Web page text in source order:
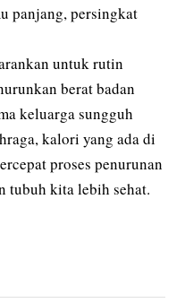
panjang, persingkat
untuk rutin
berat badan
keluarga sungguh
kalori yang ada di
proses penurunan
tubuh kita lebih sehat.